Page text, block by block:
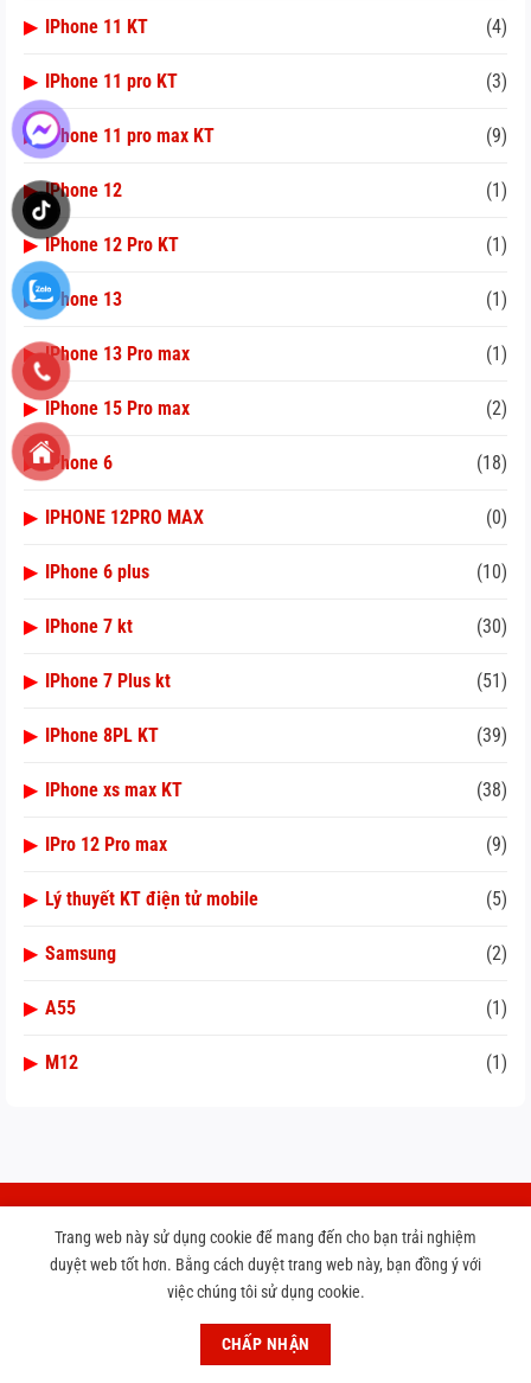
▶ IPhone 11 KT (4)
▶ IPhone 11 pro KT (3)
▶ IPhone 11 pro max KT (9)
▶ IPhone 12 (1)
▶ IPhone 12 Pro KT (1)
▶ IPhone 13 (1)
▶ IPhone 13 Pro max (1)
▶ IPhone 15 Pro max (2)
▶ IPhone 6 (18)
▶ IPHONE 12PRO MAX (0)
▶ IPhone 6 plus (10)
▶ IPhone 7 kt (30)
▶ IPhone 7 Plus kt (51)
▶ IPhone 8PL KT (39)
▶ IPhone xs max KT (38)
▶ IPro 12 Pro max (9)
▶ Lý thuyết KT điện tử mobile (5)
▶ Samsung (2)
▶ A55 (1)
▶ M12 (1)
THÔNG TIN LIÊN HỆ
Địa chỉ:東京都豊島区南大塚3－32‐7 Mets Otsuka 302
Trang web này sử dụng cookie để mang đến cho bạn trải nghiệm
duyệt web tốt hơn. Bằng cách duyệt trang web này, bạn đồng ý với
việc chúng tôi sử dụng cookie.
CHẤP NHẬN